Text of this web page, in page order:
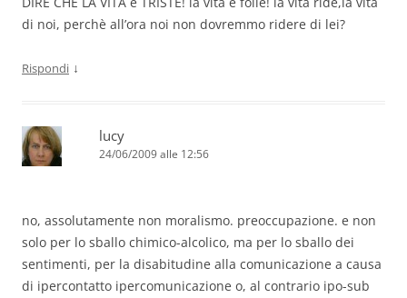
di noi, perchè all’ora noi non dovremmo ridere di lei?
Rispondi ↓
lucy
24/06/2009 alle 12:56
no, assolutamente non moralismo. preoccupazione. e non
solo per lo sballo chimico-alcolico, ma per lo sballo dei
sentimenti, per la disabitudine alla comunicazione a causa
di ipercontatto ipercomunicazione o, al contrario ipo-sub